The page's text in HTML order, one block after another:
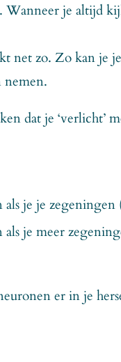
Wanneer je altijd
net zo. Zo kan je
nemen.
dat je ‘verlicht’
je je zegeningen
je meer
er in je